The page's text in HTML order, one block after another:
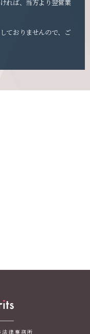
れば、当方より翌営業
ておりませんので、ご
律事務所